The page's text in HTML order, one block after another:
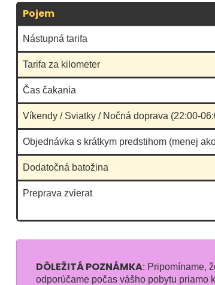
Pojem
Nástupná tarifa
Tarifa za kilometer
Čas čakania
Víkendy / Sviatky / Nočná doprava (22:00-
Objednávka s krátkym predstihom (menej
Dodatočná batožina
Preprava zvierat
DÔLEŽITÁ POZNÁMKA: Pripomíname,
odporúčame počas vášho pobytu priamo